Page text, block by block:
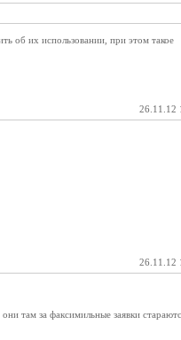
об их использовании, при этом такое
26.11.12
26.11.12
там за факсимильные заявки